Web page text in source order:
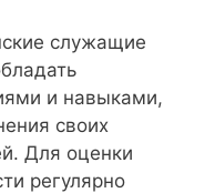
служащие
и навыками,
своих
Для оценки
регулярно